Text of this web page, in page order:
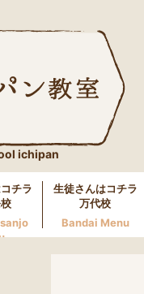
ichipan
チラ
生徒さんはコチラ
万代校
Bandai Menu